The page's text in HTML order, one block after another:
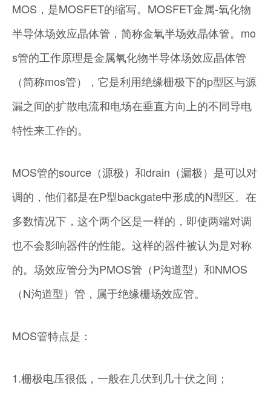
MOS，是MOSFET的缩写。MOSFET金属-氧化物
半导体场效应晶体管，简称金氧半场效晶体管。mo
s管的工作原理是金属氧化物半导体场效应晶体管
（简称mos管），它是利用绝缘栅极下的p型区与源
漏之间的扩散电流和电场在垂直方向上的不同导电
特性来工作的。
MOS管的source（源极）和drain（漏极）是可以对
调的，他们都是在P型backgate中形成的N型区。在
多数情况下，这个两个区是一样的，即使两端对调
也不会影响器件的性能。这样的器件被认为是对称
的。场效应管分为PMOS管（P沟道型）和NMOS
（N沟道型）管，属于绝缘栅场效应管。
MOS管特点是：
1.栅极电压很低，一般在几伏到几十伏之间；